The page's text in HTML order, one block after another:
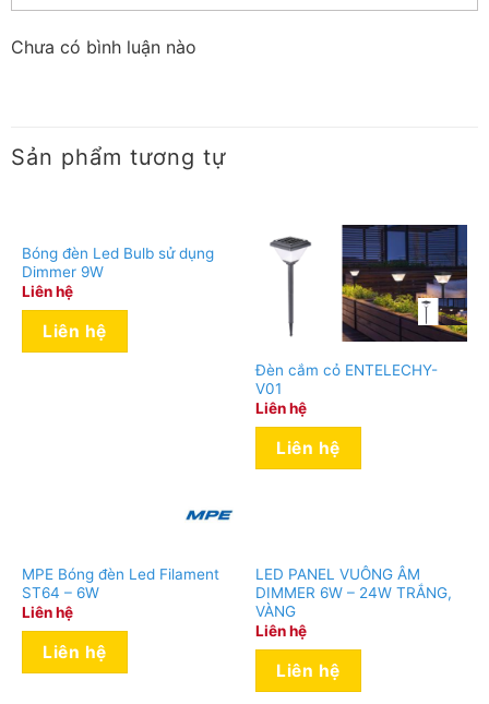
Sử dụng chip LED Samsung có hiệu suất sáng 150lm/W,
Tiết kiệm 85% điện năng thay thế đèn sợi đốt 100W
Chưa có bình luận nào
Sản phẩm tương tự
Bóng đèn Led Bulb sử dụng
Dimmer 9W
Liên hệ
Liên hệ
Đèn cắm cỏ ENTELECHY-
V01
Liên hệ
Liên hệ
MPE Bóng đèn Led Filament
ST64 – 6W
Liên hệ
Liên hệ
LED PANEL VUÔNG ÂM
DIMMER 6W – 24W TRẮNG,
VÀNG
Liên hệ
Liên hệ